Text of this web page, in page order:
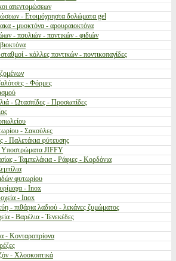
απεντομώσεων
- Ετοιμόχρηστα δολώματα gel
- μυοκτόνα - αρουραιοκτόνα
- πουλιών - ποντικών - φιδιών
- κόλλες ποντικών - ποντικοπαγίδες
- Φόρμες
- Ωτασπίδες - Προσωπίδες
- Σακούλες
- Παλετάκια φύτευσης
Υποστρώματα JIFFY
- Ταμπελάκια - Ράφιες - Κορδόνια
φυτωρίου
- Inox
- Inox
- πιθάρια λαδιού - λεκάνες ζυμώματος
- Βαρέλια - Τενεκέδες
- Κονταροπρίονα
- Χλοοκοπτικά